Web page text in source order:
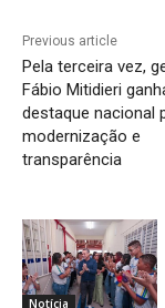
Previous article
Pela terceira vez,
Fábio Mitidieri
destaque nacional
modernização e
transparência
Notícia